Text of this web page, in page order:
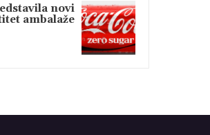
novi
ambalaže